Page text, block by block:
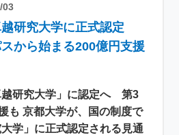
03
研究大学に正式認定
から始まる200億円支援
越研究大学」に認定へ 第3
も 京都大学が、国の制度で
学」に正式認定される見通